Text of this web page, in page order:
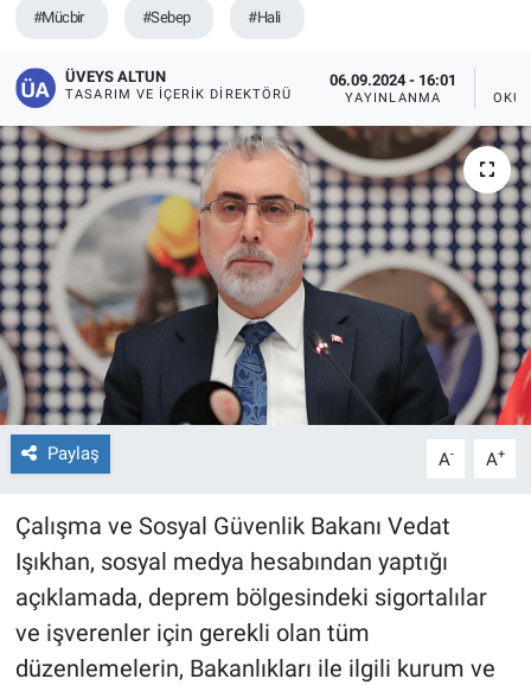
#Mücbir #Sebep #Hali
ÜVEYS ALTUN
TASARIM VE İÇERIK DIREKTÖRÜ
06.09.2024 - 16:01
YAYINLANMA
Paylaş A- A+
Çalışma ve Sosyal Güvenlik Bakanı Vedat
Işıkhan, sosyal medya hesabından yaptığı
açıklamada, deprem bölgesindeki sigortalılar
ve işverenler için gerekli olan tüm
düzenlemelerin, Bakanlıkları ile ilgili kurum ve